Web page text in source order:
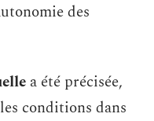
des
a été précisée,
conditions dans